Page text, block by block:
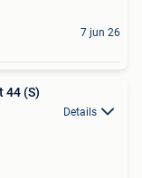
7 jun 26
44 (S)
Details